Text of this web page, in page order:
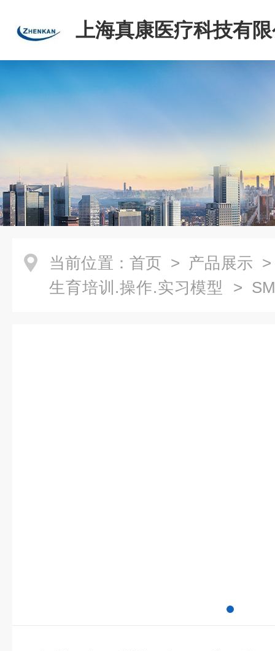
上海真康医疗科技有
当前位置： 首页 > 产品展示
生育培训.操作.实习模型
>